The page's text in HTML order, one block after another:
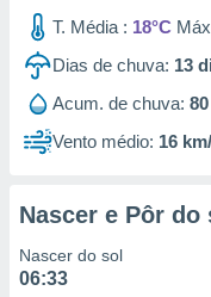
T. Média : 18°C
Dias de chuva: 13
Acum. de chuva:
Vento médio: 16
Nascer e Pôr do
Nascer do sol
06:33